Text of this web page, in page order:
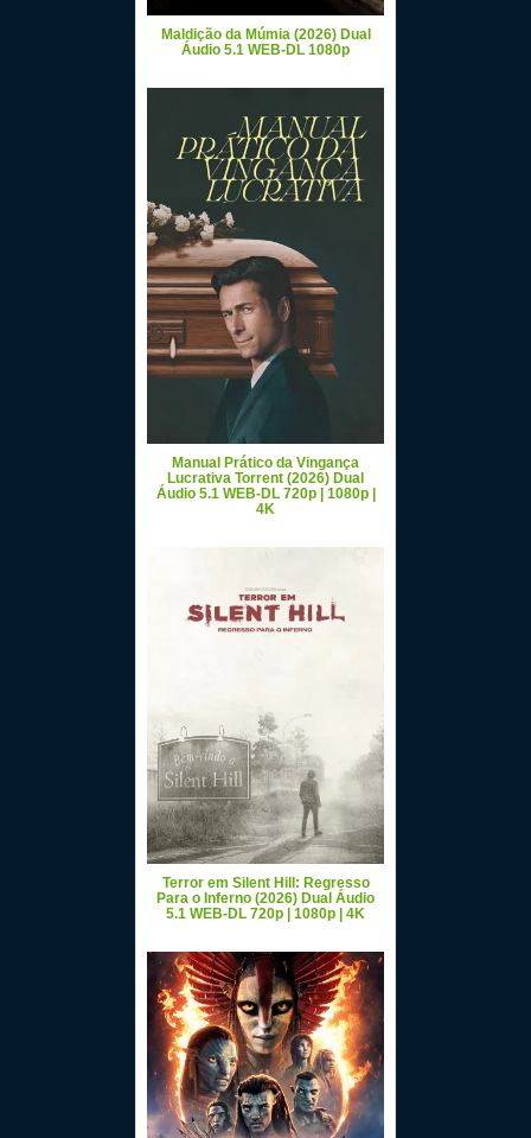
Maldição da Múmia (2026) Dual
Áudio 5.1 WEB-DL 1080p
Manual Prático da Vingança
Lucrativa Torrent (2026) Dual
Áudio 5.1 WEB-DL 720p | 1080p |
4K
Terror em Silent Hill: Regresso
Para o Inferno (2026) Dual Áudio
5.1 WEB-DL 720p | 1080p | 4K